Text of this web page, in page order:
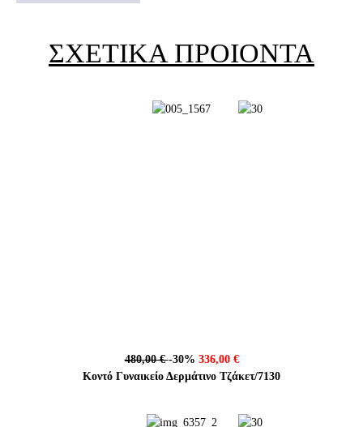
ΣΧΕΤΙΚΑ ΠΡΟΙΟΝΤΑ
480,00 €-30% 336,00 €
Κοντό Γυναικείο Δερμάτινο Τζάκετ/7130